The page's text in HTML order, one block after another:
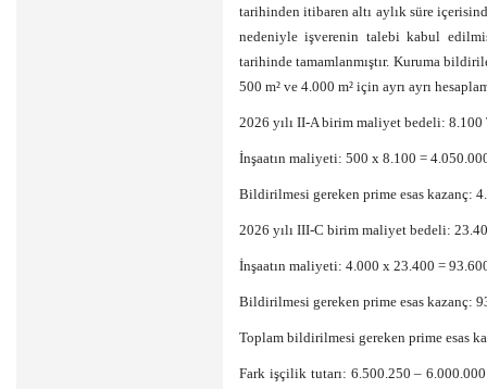
tarihinden itibaren altı aylık süre
nedeniyle işverenin talebi kabul
tarihinde tamamlanmıştır. Kuruma
500 m² ve 4.000 m² için ayrı ayrı
2026 yılı II-A birim maliyet bedeli: 8.100
İnşaatın maliyeti: 500 x 8.100 =
Bildirilmesi gereken prime esas kazanç:
2026 yılı III-C birim maliyet bedeli:
İnşaatın maliyeti: 4.000 x 23.400 =
Bildirilmesi gereken prime esas kazanç:
Toplam bildirilmesi gereken prime esas
Fark işçilik tutarı: 6.500.250 –